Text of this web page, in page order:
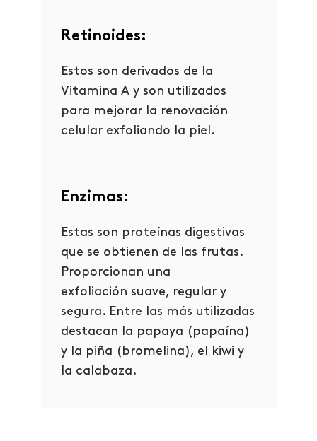
Retinoides:
Estos son derivados de la
Vitamina A y son utilizados
para mejorar la renovación
celular exfoliando la piel.
Enzimas:
Estas son proteínas digestivas
que se obtienen de las frutas.
Proporcionan una
exfoliación suave, regular y
segura. Entre las más utilizadas
destacan la papaya (papaína)
y la piña (bromelina), el kiwi y
la calabaza.